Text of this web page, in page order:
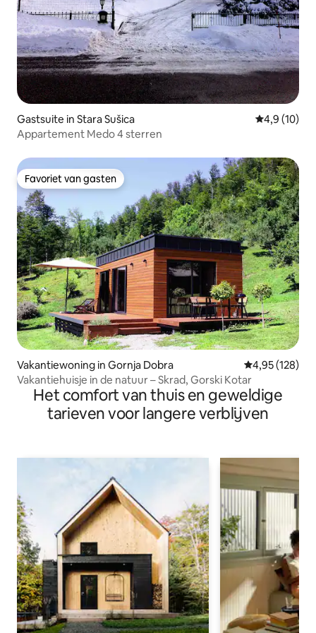
Gastsuite in Stara Sušica
4,9 (10)
Appartement Medo 4 sterren
Favoriet van gasten
Favoriet van gasten
Vakantiewoning in Gornja Dobra Gemiddelde
4,95 (128)
Vakantiehuisje in de natuur – Skrad, Gorski Kotar
Het comfort van thuis en geweldige
tarieven voor langere verblijven